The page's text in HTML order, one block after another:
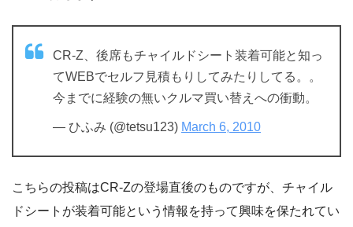
CR-Z、後席もチャイルドシート装着可能と知っ
てWEBでセルフ見積もりしてみたりしてる。。
今までに経験の無いクルマ買い替えへの衝動。
— ひふみ (@tetsu123) March 6, 2010
こちらの投稿はCR-Zの登場直後のものですが、チャイル
ドシートが装着可能という情報を持って興味を保たれてい